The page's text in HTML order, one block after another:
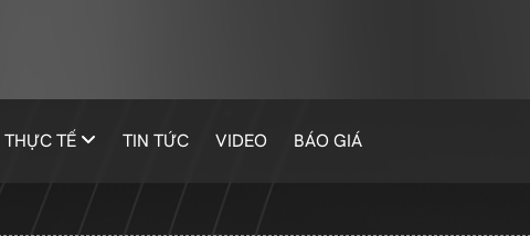
TẾ TIN TỨC VIDEO BÁO GIÁ